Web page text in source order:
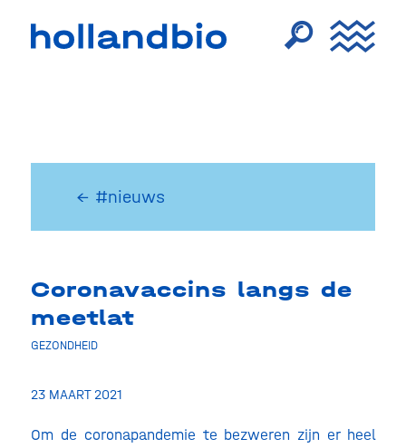
← #nieuws
Coronavaccins langs de
meetlat
GEZONDHEID
23 MAART 2021
Om de coronapandemie te bezweren zijn er heel